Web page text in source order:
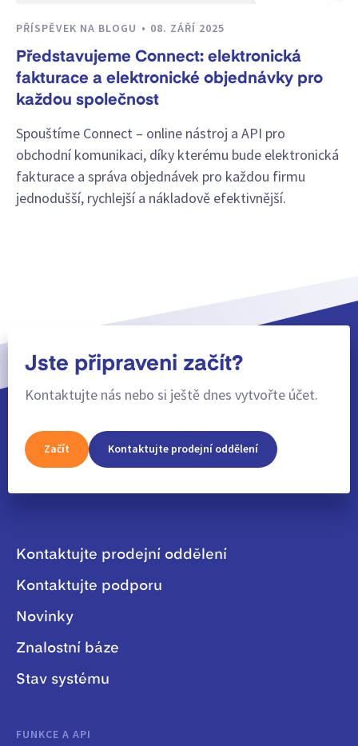
PŘÍSPĚVEK NA BLOGU 08. ZÁŘÍ 2025
Představujeme Connect: elektronická
fakturace a elektronické objednávky pro
každou společnost
Spouštíme Connect – online nástroj a API pro
obchodní komunikaci, díky kterému bude elektronická
fakturace a správa objednávek pro každou firmu
jednodušší, rychlejší a nákladově efektivnější.
Jste připraveni začít?
Kontaktujte nás nebo si ještě dnes vytvořte účet.
Začít Kontaktujte prodejní oddělení
Kontaktujte prodejní oddělení
Kontaktujte podporu
Novinky
Znalostní báze
Stav systému
FUNKCE A API